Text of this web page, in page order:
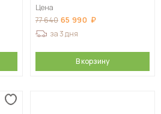
Цена
77 640 65 990
за 3 дня
В корзину